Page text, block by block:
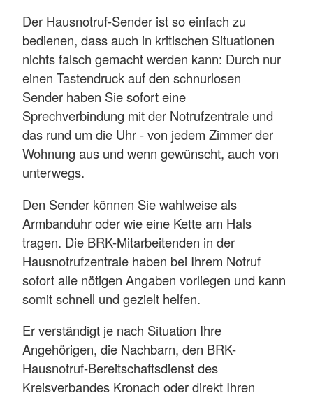
Der Hausnotruf-Sender ist so einfach zu
bedienen, dass auch in kritischen Situationen
nichts falsch gemacht werden kann: Durch nur
einen Tastendruck auf den schnurlosen
Sender haben Sie sofort eine
Sprechverbindung mit der Notrufzentrale und
das rund um die Uhr - von jedem Zimmer der
Wohnung aus und wenn gewünscht, auch von
unterwegs.
Den Sender können Sie wahlweise als
Armbanduhr oder wie eine Kette am Hals
tragen. Die BRK-Mitarbeitenden in der
Hausnotrufzentrale haben bei Ihrem Notruf
sofort alle nötigen Angaben vorliegen und kann
somit schnell und gezielt helfen.
Er verständigt je nach Situation Ihre
Angehörigen, die Nachbarn, den BRK-
Hausnotruf-Bereitschaftsdienst des
Kreisverbandes Kronach oder direkt Ihren